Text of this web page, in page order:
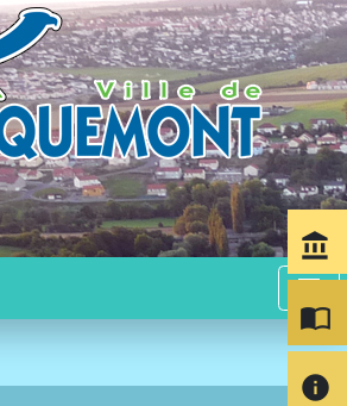
menu
account_balance
import_contacts
info